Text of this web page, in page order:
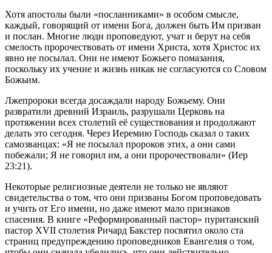
Хотя апостолы были «посланниками» в особом смысле,
каждый, говорящий от имени Бога, должен быть Им призван
и послан. Многие люди проповедуют, учат и берут на себя
смелость пророчествовать от имени Христа, хотя Христос их
явно не посылал. Они не имеют Божьего помазания,
поскольку их учение и жизнь никак не согласуются со Словом
Божьим.
Лжепророки всегда досаждали народу Божьему. Они
развратили древний Израиль, разрушали Церковь на
протяжении всех столетий её существования и продолжают
делать это сегодня. Через Иеремию Господь сказал о таких
самозванцах: «Я не посылал пророков этих, а они сами
побежали; Я не говорил им, а они пророчествовали» (Иер
23:21).
Некоторые религиозные деятели не только не являют
свидетельства о том, что они призваны Богом проповедовать
и учить от Его имени, но даже имеют мало признаков
спасения. В книге «Реформированный пастор» пуританский
пастор XVII столетия Ричард Бакстер посвятил около ста
страниц предупреждению проповедников Евангелия о том,